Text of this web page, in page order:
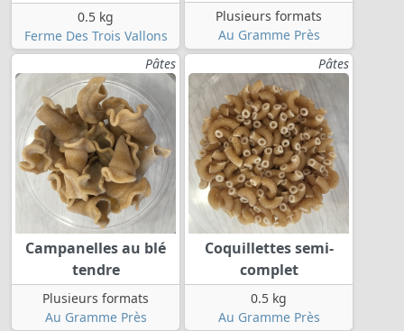
0.5 kg
Ferme Des Trois Vallons
Plusieurs formats
Au Gramme Près
Pâtes
Campanelles au blé
tendre
Plusieurs formats
Au Gramme Près
Pâtes
Coquillettes semi-
complet
0.5 kg
Au Gramme Près